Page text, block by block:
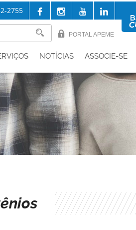
2755
PORTAL APEME
NOTÍCIAS ASSOCIE-SE